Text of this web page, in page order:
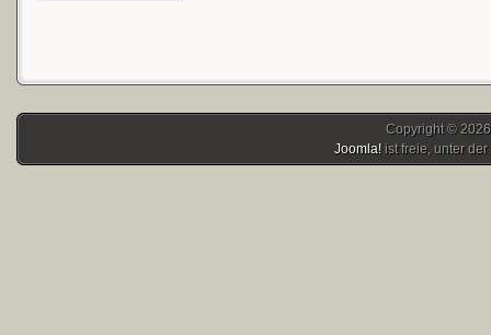
Copyright ©
Joomla! ist freie, unter der